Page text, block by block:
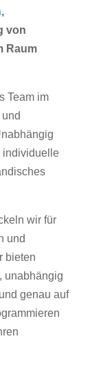
,
von
Raum
Team im
individuelle
wir für
und
bieten
unabhängig
genau auf